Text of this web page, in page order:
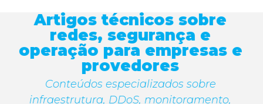
Artigos técnicos sobre
redes, segurança e
operação para empresas e
provedores
Conteúdos especializados sobre
infraestrutura, DDoS, monitoramento,